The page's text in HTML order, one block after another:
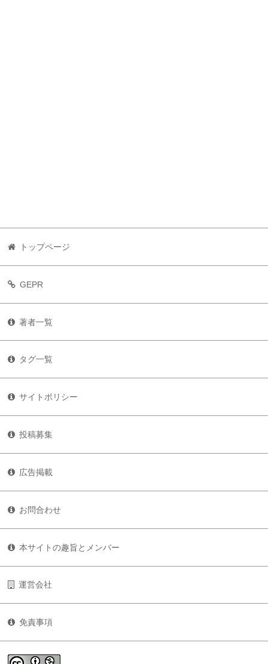
トップページ
GEPR
著者一覧
タグ一覧
サイトポリシー
投稿募集
広告掲載
お問合わせ
本サイトの趣旨とメンバー
運営会社
免責事項